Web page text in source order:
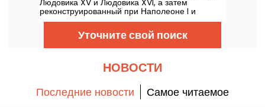
предлагает погрузиться в мир величественных
комнат, впечатляющих башен и таинственных
склепов. Мы приглашаем вас в путешествие за
открытиями...
реконструированный при Наполеоне I и
Наполеоне III, - это живая страница
французской истории. Расположенная в
городе Компьень, в 80 километрах от Парижа,
эта архитектурная жемчужина является одной
резиденций Франции, наряду с Версалем и
Уточните свой поиск
НОВОСТИ
Последние новости Самое читаемое